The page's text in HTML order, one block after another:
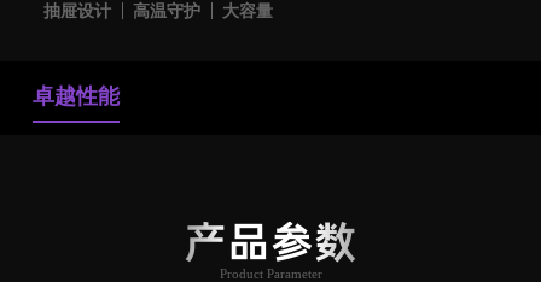
抽屉设计 高温守护 大容量
卓越性能
产品参数
Product Parameter